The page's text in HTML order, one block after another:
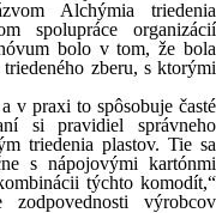
Alchýmia triedenia
spolupráce organizácií
bolo v tom, že bola
zberu, s ktorými
v praxi to spôsobuje časté
si pravidiel správneho
triedenia plastov. Tie sa
s nápojovými kartónmi
týchto komodít,“
výrobcov